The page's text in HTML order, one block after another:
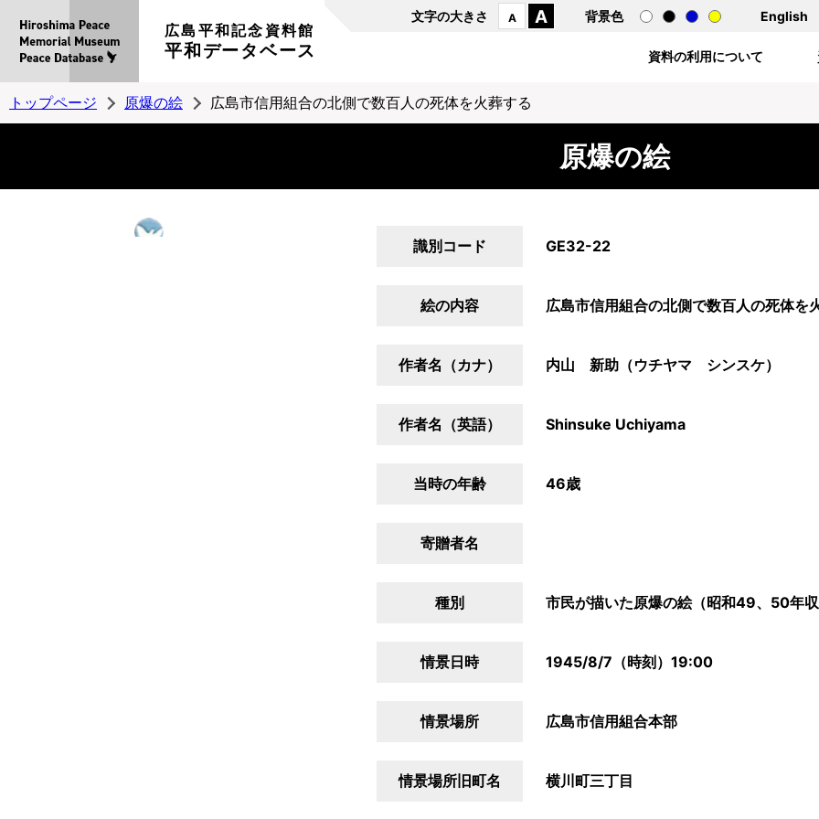
広島平和記念資料館
平和データベース
文字の大きさ A A 背景色 English
資料の利用について
トップページ 原爆の絵 広島市信用組合の北側で数百人の死体を火葬する
原爆の絵
識別コード GE32-22
絵の内容 広島市信用組合の北側で数百人の死体を
作者名（カナ） 内山 新助（ウチヤマ シンスケ）
作者名（英語） Shinsuke Uchiyama
当時の年齢 46歳
寄贈者名
種別 市民が描いた原爆の絵（昭和49、50年
情景日時 1945/8/7（時刻）19:00
情景場所 広島市信用組合本部
情景場所旧町名 横川町三丁目